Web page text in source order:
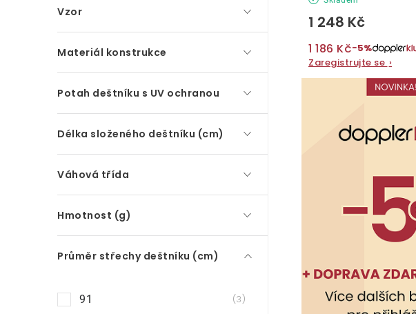
Vzor
Materiál konstrukce
Potah deštníku s UV ochranou
Délka složeného deštníku (cm)
Váhová třída
Hmotnost (g)
Průměr střechy deštníku (cm)
91
3
k
t
ů
1 248 Kč
1 186 Kč−5%
Zaregistrujte se ›